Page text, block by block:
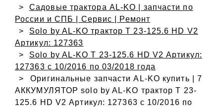
Садовые трактора AL-KO | запчасти по
России и СПБ | Сервис | Ремонт
Solo by AL-KO трактор T 23-125.6 HD V2
Артикул: 127363
Solo by AL-KO T 23-125.6 HD V2 Артикул:
127363 с 10/2016 по 03/2018 года
Оригинальные запчасти AL-KO купить | 7
АККУМУЛЯТОР solo by AL-KO трактор T 23-
125.6 HD V2 Артикул: 127363 с 10/2016 по